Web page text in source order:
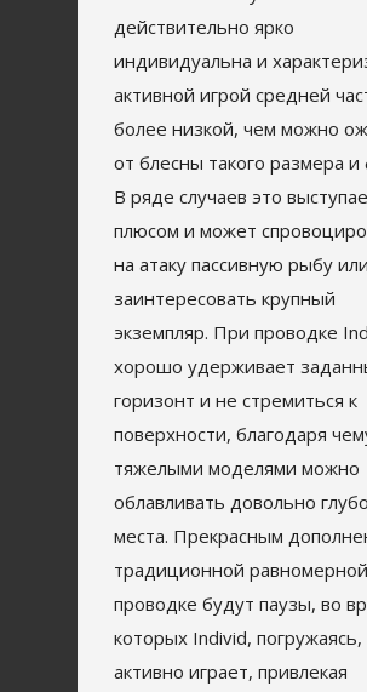
действительно ярко
индивидуальна и
активной игрой средней
более низкой, чем можно
от блесны такого размера
В ряде случаев это
плюсом и может
на атаку пассивную рыбу или
заинтересовать крупный
экземпляр. При проводке
хорошо удерживает
горизонт и не стремиться к
поверхности, благодаря
тяжелыми моделями можно
облавливать довольно
места. Прекрасным
традиционной равномерной
проводке будут паузы, во
которых Individ, погружаясь,
активно играет, привлекая